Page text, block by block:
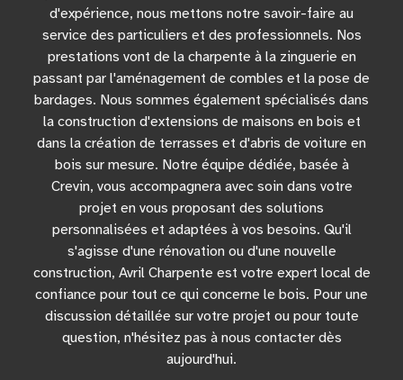
d'expérience, nous mettons notre savoir-faire au
service des particuliers et des professionnels. Nos
prestations vont de la charpente à la zinguerie en
passant par l'aménagement de combles et la pose de
bardages. Nous sommes également spécialisés dans
la construction d'extensions de maisons en bois et
dans la création de terrasses et d'abris de voiture en
bois sur mesure. Notre équipe dédiée, basée à
Crevin, vous accompagnera avec soin dans votre
projet en vous proposant des solutions
personnalisées et adaptées à vos besoins. Qu'il
s'agisse d'une rénovation ou d'une nouvelle
construction, Avril Charpente est votre expert local de
confiance pour tout ce qui concerne le bois. Pour une
discussion détaillée sur votre projet ou pour toute
question, n'hésitez pas à nous contacter dès
aujourd'hui.